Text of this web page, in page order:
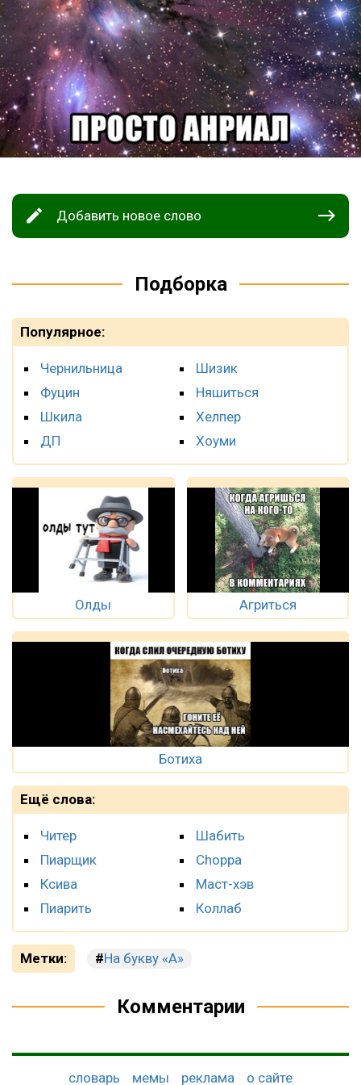
Добавить новое слово
Подборка
Популярное:
Чернильница
Фуцин
Шкила
ДП
Шизик
Няшиться
Хелпер
Хоуми
Олды Агриться
Ботиха
Ещё слова:
Читер
Пиарщик
Ксива
Пиарить
Шабить
Choppa
Маст-хэв
Коллаб
Метки: На букву «А»
Комментарии
словарь мемы реклама о сайте